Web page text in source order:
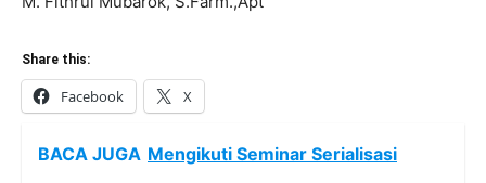
Share this:
Facebook X
BACA JUGA Mengikuti Seminar Serialisasi